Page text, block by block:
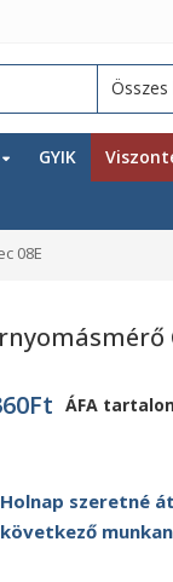
GYIK
08E
Ft ÁFA
Holnap szeretné
következő